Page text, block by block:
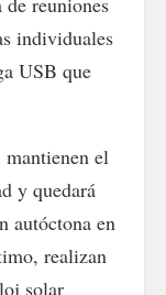
individuales
USB que
el
y quedará
autóctona en
realizan
solar